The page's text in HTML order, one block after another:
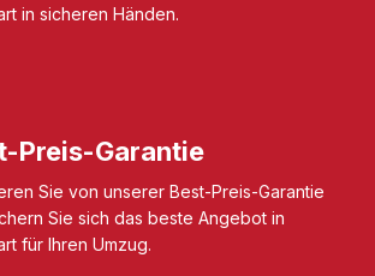
in sicheren Händen.
Preis-Garantie
Sie von unserer Best-Preis-Garantie
Sie sich das beste Angebot in
für Ihren Umzug.